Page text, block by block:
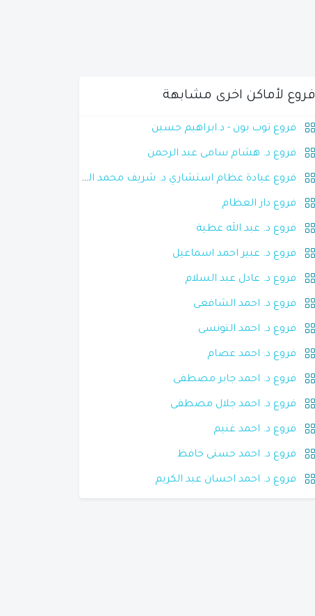
فروع لأماكن اخرى مشابهة
فروع توب بون - د.ابراهيم حسين
فروع د. هشام سامى عبد الرحمن
فروع عيادة عظام استشاري د. شريف محمد الشريف
فروع دار العظام
فروع د. عبد الله عطية
فروع د. عبير احمد اسماعيل
فروع د. عادل عبد السلام
فروع د. احمد الشافعى
فروع د. احمد التونسى
فروع د. احمد عصام
فروع د. احمد جابر مصطفى
فروع د. احمد جلال مصطفى
فروع د. احمد غنيم
فروع د. احمد حسنى حافظ
فروع د. احمد احسان عبد الكريم